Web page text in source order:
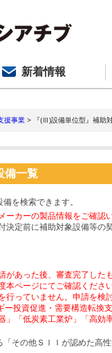
新着情報
援事業 > 『(Ⅲ)設備単位型』補助
備一覧
を検索できます。
カーの製品情報をご確認
定前に補助対象設備等の
があった後、審査完了した
本ページにてご確認くださ
っていません。申請を検
投資促進・需要構造転換
」「低炭素工業炉」「高
その他ＳＩＩが認めた高